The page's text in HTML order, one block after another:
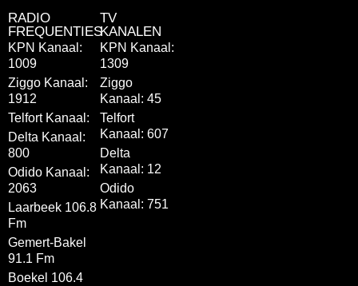
RADIO
FREQUENTIES
KPN Kanaal:
1009
Ziggo Kanaal:
1912
Telfort Kanaal:
Delta Kanaal:
800
Odido Kanaal:
2063
Laarbeek 106.8
Fm
Gemert-Bakel
91.1 Fm
Boekel 106.4
TV
KANALEN
KPN Kanaal:
1309
Ziggo
Kanaal: 45
Telfort
Kanaal: 607
Delta
Kanaal: 12
Odido
Kanaal: 751